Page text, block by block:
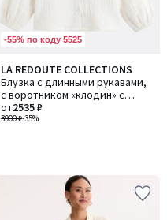
-55% по коду 5525
LA REDOUTE COLLECTIONS
Блузка с длинными рукавами,
с воротником «клодин» с
воланами, из хлопковой марли
3900 ₽-35%
от2535 ₽